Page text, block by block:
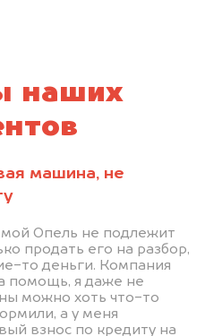
наших
машина, не
мой Опель не подлежит
продать его на разбор,
то деньги. Компания
помощь, я даже не
можно хоть что-то
а у меня
взнос по кредиту на